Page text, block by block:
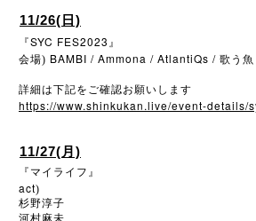
11/26(日)
『SYC FES2023 』
会場) BAMBI / Ammona / AtlantiQs / 歌う魚
詳細は下記をご確認お願いします
https://www.shinkukan.live/event-details/
11/27(月)
『マイライフ』
act)
杉野淳子
河村麻未